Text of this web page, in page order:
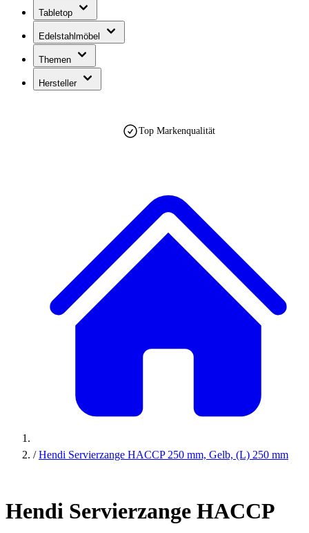
Tabletop
Edelstahlmöbel
Themen
Hersteller
Top Markenqualität
/ Hendi Servierzange HACCP 250 mm, Gelb, (L) 250 mm
Hendi Servierzange HACCP